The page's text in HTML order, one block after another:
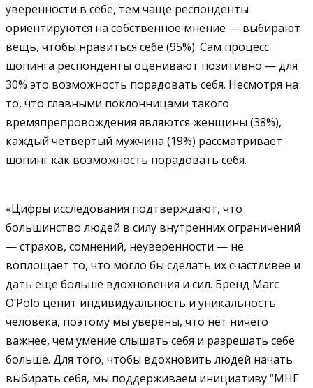
уверенности в себе, тем чаще респонденты
ориентируются на собственное мнение — выбирают
вещь, чтобы нравиться себе (95%). Сам процесс
шопинга респонденты оценивают позитивно — для
30% это возможность порадовать себя. Несмотря на
то, что главными поклонницами такого
времяпрепровождения являются женщины (38%),
каждый четвертый мужчина (19%) рассматривает
шопинг как возможность порадовать себя.
«Цифры исследования подтверждают, что
большинство людей в силу внутренних ограничений
— страхов, сомнений, неуверенности — не
воплощает то, что могло бы сделать их счастливее и
дать еще больше вдохновения и сил. Бренд Marc
O’Polo ценит индивидуальность и уникальность
человека, поэтому мы уверены, что нет ничего
важнее, чем умение слышать себя и разрешать себе
больше. Для того, чтобы вдохновить людей начать
выбирать себя, мы поддерживаем инициативу “МНЕ